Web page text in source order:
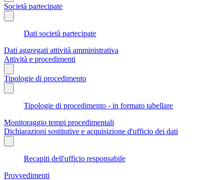
Società partecipate
Dati società partecipate
Dati aggregati attività amministrativa
Attività e procedimenti
Tipologie di procedimento
Tipologie di procedimento - in formato tabellare
Monitoraggio tempi procedimentali
Dichiarazioni sostitutive e acquisizione d'ufficio dei dati
Recapiti dell'ufficio responsabile
Provvedimenti